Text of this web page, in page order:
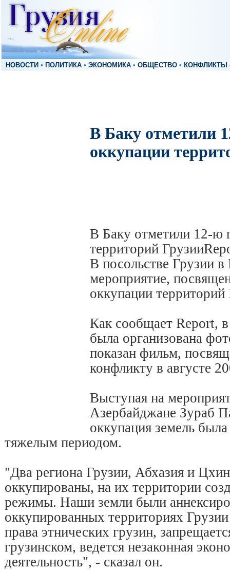
НОВОСТИ • ПОЛИТИКА • ЭКОНОМИКА • ОБЩЕСТВО • КОНФЛИКТЫ
В Баку отметили
оккупации
В Баку отметили 12-ю
территорий
В посольстве Грузии в
мероприятие,
оккупации территорий
Как сообщает Report,
была организована
показан фильм,
конфликту в августе
Выступая на
Азербайджане Зураб
оккупация земель
тяжелым периодом.
"Два региона Грузии, Абхазия и
оккупированы, на их территории
режимы. Наши земли были
оккупированных территориях
права этнических грузин,
грузинском, ведется незаконная
деятельность", - сказал он.